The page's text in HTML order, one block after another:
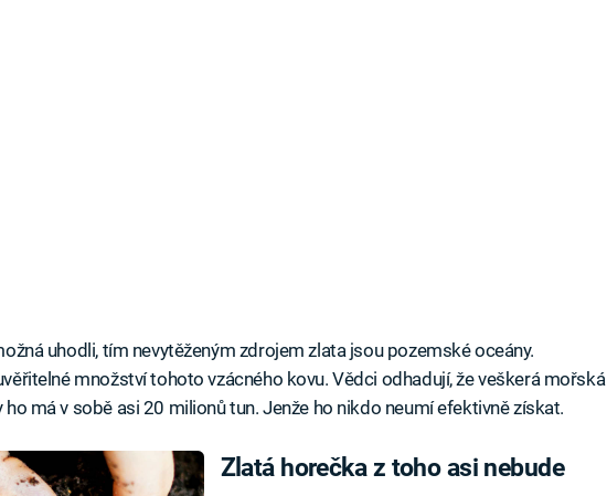
uhodli, tím nevytěženým zdrojem zlata jsou pozemské oceány.
množství tohoto vzácného kovu. Vědci odhadují, že veškerá mořská
ho má v sobě asi 20 milionů tun. Jenže ho nikdo neumí efektivně získat.
Zlatá horečka z toho asi nebude